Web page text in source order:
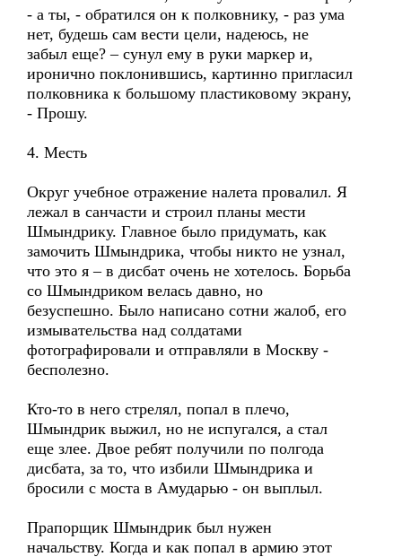
- а ты, - обратился он к полковнику, - раз ума
нет, будешь сам вести цели, надеюсь, не
забыл еще? – сунул ему в руки маркер и,
иронично поклонившись, картинно пригласил
полковника к большому пластиковому экрану,
- Прошу.
4. Месть
Округ учебное отражение налета провалил. Я
лежал в санчасти и строил планы мести
Шмындрику. Главное было придумать, как
замочить Шмындрика, чтобы никто не узнал,
что это я – в дисбат очень не хотелось. Борьба
со Шмындриком велась давно, но
безуспешно. Было написано сотни жалоб, его
измывательства над солдатами
фотографировали и отправляли в Москву -
бесполезно.
Кто-то в него стрелял, попал в плечо,
Шмындрик выжил, но не испугался, а стал
еще злее. Двое ребят получили по полгода
дисбата, за то, что избили Шмындрика и
бросили с моста в Амударью - он выплыл.
Прапорщик Шмындрик был нужен
начальству. Когда и как попал в армию этот